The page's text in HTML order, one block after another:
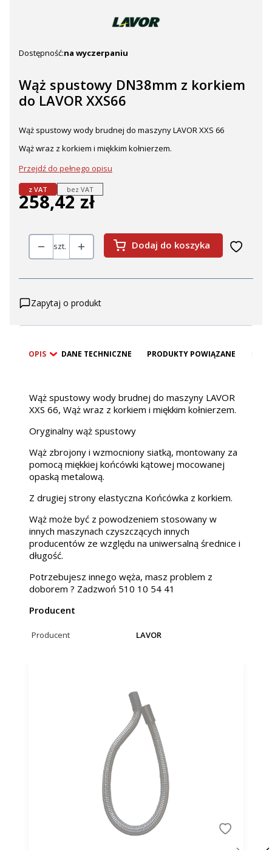
Dostępność:na wyczerpaniu
Wąż spustowy DN38mm z korkiem
do LAVOR XXS66
Wąż spustowy wody brudnej do maszyny LAVOR XXS 66
Wąż wraz z korkiem i miękkim kołnierzem.
Przejdź do pełnego opisu
z VAT bez VAT
Cena
258,42 zł
szt. Dodaj do koszyka
Zapytaj o produkt
OPIS DANE TECHNICZNE PRODUKTY POWIĄZANE
Wąż spustowy wody brudnej do maszyny LAVOR
XXS 66, Wąż wraz z korkiem i miękkim kołnierzem.
Oryginalny wąż spustowy
Wąż zbrojony i wzmocniony siatką, montowany za
pomocą miękkiej końcówki kątowej mocowanej
opaską metalową.
Z drugiej strony elastyczna Końcówka z korkiem.
Wąż może być z powodzeniem stosowany w
innych maszynach czyszczących innych
producentów ze względu na uniwersalną średnice i
długość.
Potrzebujesz innego węża, masz problem z
doborem ? Zadzwoń 510 10 54 41
Producent
Producent LAVOR